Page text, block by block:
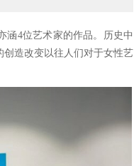
涵4位艺术家的作品。历史中
造改变以往人们对于女性艺